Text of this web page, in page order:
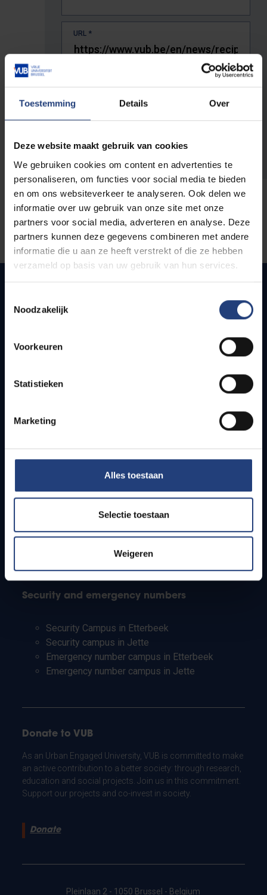
Toestemming Details Over
Deze website maakt gebruik van cookies
We gebruiken cookies om content en advertenties te
personaliseren, om functies voor social media te bieden
en om ons websiteverkeer te analyseren. Ook delen we
informatie over uw gebruik van onze site met onze
partners voor social media, adverteren en analyse. Deze
partners kunnen deze gegevens combineren met andere
informatie die u aan ze heeft verstrekt of die ze hebben
verzameld op basis van uw gebruik van hun services.
Noodzakelijk
Voorkeuren
Statistieken
Marketing
Alles toestaan
Selectie toestaan
Weigeren
URL *
The full URL of the page where you encountered the error.
Quick links
How to get to the VUB campuses
Students
PhD students
Teachers and secondary schools
Working students
Security and emergency numbers
Security Campus in Etterbeek
Security campus in Jette
Emergency number campus in Etterbeek
Emergency number campus in Jette
Donate to VUB
As an Urban Engaged University, VUB is committed to make
an active contribution to a better society: through research,
education and social projects. Join us in this commitment.
Support our projects and co-invest in society.
Donate
Pleinlaan 2 - 1050 Brussel - Belgium